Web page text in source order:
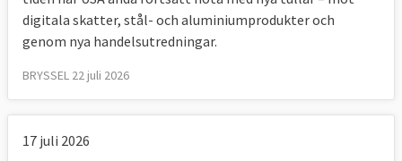
digitala skatter, stål- och aluminiumprodukter och
genom nya handelsutredningar.
BRYSSEL 22 juli 2026
17 juli 2026